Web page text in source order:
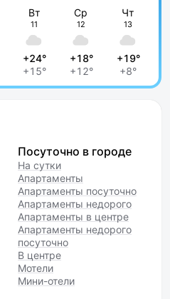
Вт
11
+24°
+15°
Ср
12
+18°
+12°
Чт
13
+19°
+8°
Посуточно в городе
На сутки
Апартаменты
Апартаменты посуточно
Апартаменты недорого
Апартаменты в центре
Апартаменты недорого
посуточно
В центре
Мотели
Мини-отели